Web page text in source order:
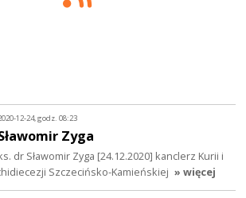
12-24, godz. 08:23
Zyga
dr Sławomir Zyga [24.12.2020] kanclerz Kurii i
Szczecińsko-Kamieńskiej » więcej